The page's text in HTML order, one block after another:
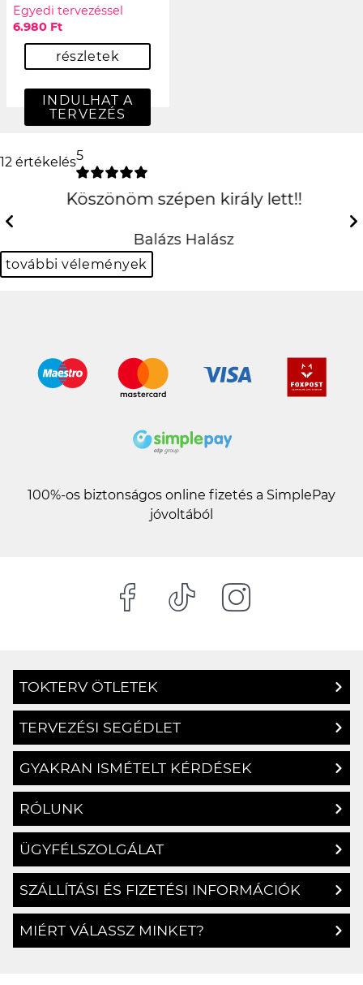
Egyedi tervezéssel
6.980 Ft
részletek
INDULHAT A
TERVEZÉS
12 értékelés5
Köszönöm szépen király
Balázs Halász
Previous
további vélemények
100%-os biztonságos online fizetés a SimplePay
jóvoltából
TOKTERV ÖTLETEK
TERVEZÉSI SEGÉDLET
GYAKRAN ISMÉTELT KÉRDÉSEK
RÓLUNK
ÜGYFÉLSZOLGÁLAT
SZÁLLÍTÁSI ÉS FIZETÉSI INFORMÁCIÓK
MIÉRT VÁLASSZ MINKET?